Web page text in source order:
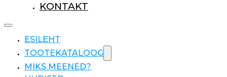
KONTAKT
ESILEHT
TOOTEKATALOOG
MIKS MEENED?